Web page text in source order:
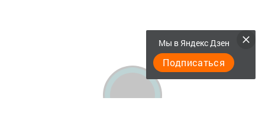
Мы в Яндекс Дзен
Подписаться